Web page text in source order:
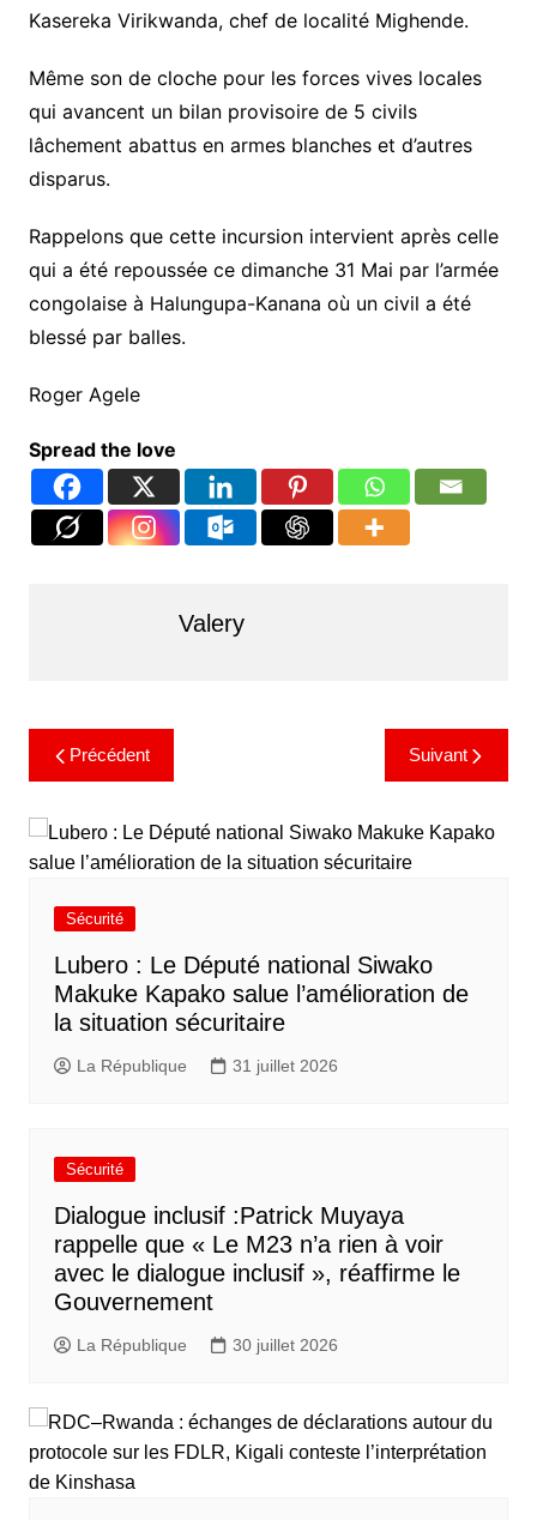
Kasereka Virikwanda, chef de localité Mighende.
Même son de cloche pour les forces vives locales
qui avancent un bilan provisoire de 5 civils
lâchement abattus en armes blanches et d’autres
disparus.
Rappelons que cette incursion intervient après celle
qui a été repoussée ce dimanche 31 Mai par l’armée
congolaise à Halungupa-Kanana où un civil a été
blessé par balles.
Roger Agele
Spread the love
Valery
Précédent Suivant
Sécurité
Lubero : Le Député national Siwako
Makuke Kapako salue l’amélioration de
la situation sécuritaire
La République 31 juillet 2026
Sécurité
Dialogue inclusif :Patrick Muyaya
rappelle que « Le M23 n’a rien à voir
avec le dialogue inclusif », réaffirme le
Gouvernement
La République 30 juillet 2026